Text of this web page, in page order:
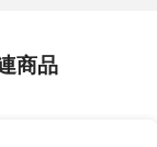
商品